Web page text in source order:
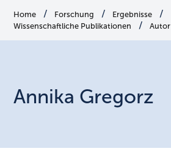
Home Forschung
Ergebnisse
Wissenschaftliche Publikationen
Autor
Annika Gregorz